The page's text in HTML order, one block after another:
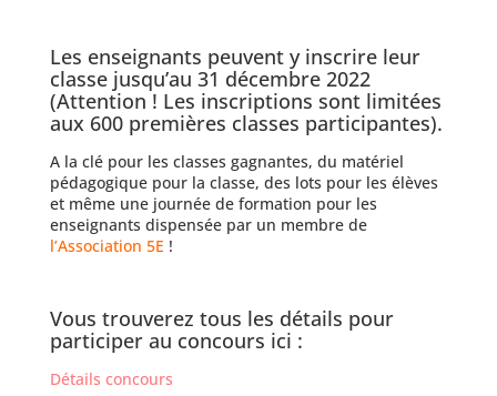
Les enseignants peuvent y inscrire leur
classe jusqu’au 31 décembre 2022
(Attention ! Les inscriptions sont limitées
aux 600 premières classes participantes).
A la clé pour les classes gagnantes, du matériel
pédagogique pour la classe, des lots pour les élèves
et même une journée de formation pour les
enseignants dispensée par un membre de
l’Association 5E !
Vous trouverez tous les détails pour
participer au concours ici :
Détails concours